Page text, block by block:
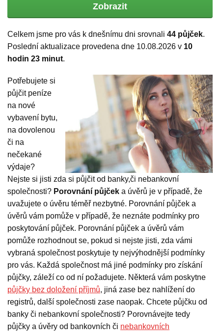
Zobrazit
Celkem jsme pro vás k dnešnímu dni srovnali 44 půjček.
Poslední aktualizace provedena dne 10.08.2026 v 10
hodin 23 minut.
Potřebujete si
půjčit peníze
na nové
vybavení bytu,
na dovolenou
či na
nečekané
výdaje?
Nejste si jisti zda si půjčit od banky,či nebankovní
společnosti? Porovnání půjček a úvěrů je v případě, že
uvažujete o úvěru téměř nezbytné. Porovnání půjček a
úvěrů vám pomůže v případě, že neznáte podmínky pro
poskytování půjček. Porovnání půjček a úvěrů vám
pomůže rozhodnout se, pokud si nejste jisti, zda vámi
vybraná společnost poskytuje ty nejvýhodnější podmínky
pro vás. Každá společnost má jiné podmínky pro získání
půjčky, záleží co od ní požadujete. Některá vám poskytne
půjčky bez doložení příjmů, jiná zase bez nahlížení do
registrů, další společnosti zase naopak. Chcete půjčku od
banky či nebankovní společnosti? Porovnávejte tedy
půjčky a úvěry od bankovních či nebankovních